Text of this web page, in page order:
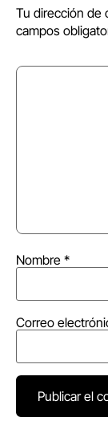
Tu dirección de
campos
Nombre *
Correo